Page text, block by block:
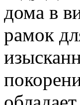
дома в
рамок